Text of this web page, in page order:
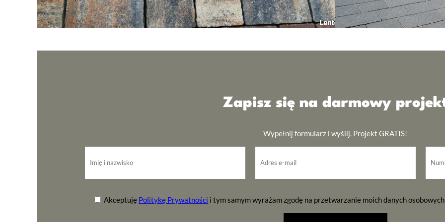
Zapisz się na darmowy
Wypełnij formularz i wyślij. Projekt GRATIS!
Akceptuję Politykę Prywatności i tym samym wyrażam zgodę na przetwarzanie moich danych